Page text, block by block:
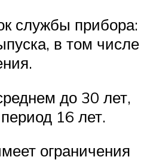
службы прибора:
в том числе
до 30 лет,
16 лет.
ограничения